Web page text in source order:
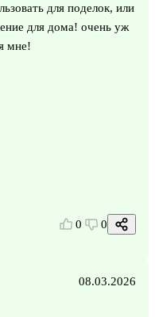
для поделок, или
для дома! очень уж
мне!
0 0
08.03.2026